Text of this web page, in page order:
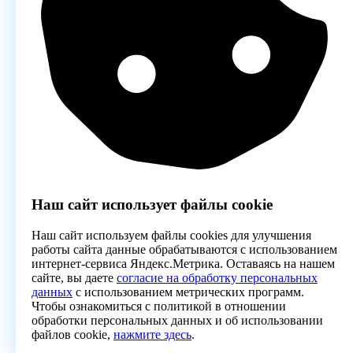
Наш сайт использует файлы cookie
Наш сайт используем файлы cookies для улучшения
работы сайта данные обрабатываются с использованием
интернет-сервиса Яндекс.Метрика. Оставаясь на нашем
сайте, вы даете согласие на обработку персональных
данных с использованием метрических программ.
Чтобы ознакомиться с политикой в отношении
обработки персональных данных и об использовании
файлов cookie, нажмите здесь.